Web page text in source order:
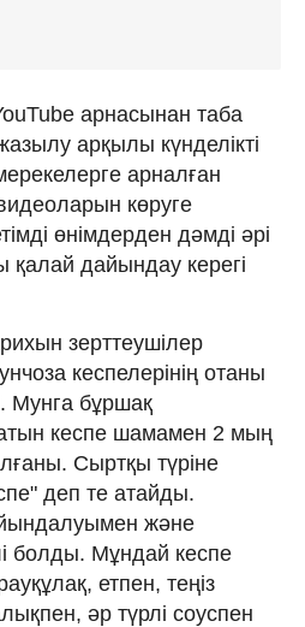
арнасынан таба
арқылы күнделікті
арналған
көруге
өнімдерден дәмді әрі
дайындау керегі
зерттеушілер
кеспелерінің отаны
Мунга бұршақ
кеспе шамамен 2 мың
Сыртқы түріне
деп те атайды.
және
болды. Мұндай кеспе
етпен, теңіз
әр түрлі соуспен